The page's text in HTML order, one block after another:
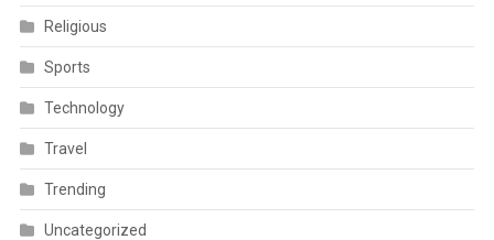
Religious
Sports
Technology
Travel
Trending
Uncategorized